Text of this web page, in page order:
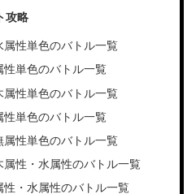
攻略
属性単色のバトル一覧
性単色のバトル一覧
属性単色のバトル一覧
性単色のバトル一覧
属性単色のバトル一覧
属性・水属性のバトル一覧
性・水属性のバトル一覧